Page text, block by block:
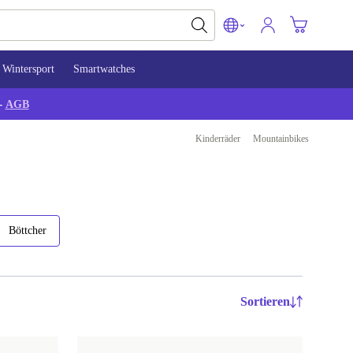
Wintersport Smartwatches
AGB
Kinderräder Mountainbikes
Böttcher
Sortieren